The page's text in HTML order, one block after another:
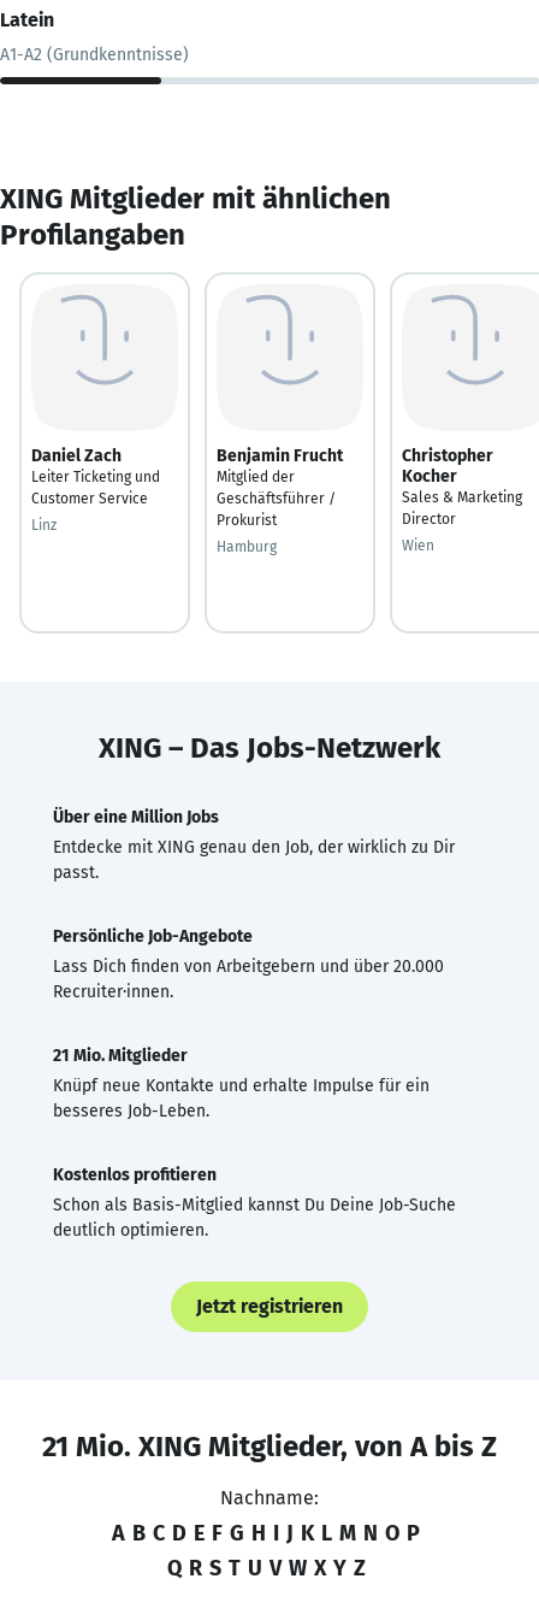
Latein
A1-A2 (Grundkenntnisse)
XING Mitglieder mit ähnlichen
Profilangaben
Daniel Zach
Leiter Ticketing und
Customer Service
Linz
Benjamin Frucht
Mitglied der
Geschäftsführer /
Prokurist
Hamburg
Christopher
Kocher
Sales & Marketing
Director
Wien
XING – Das Jobs-Netzwerk
Über eine Million Jobs
Entdecke mit XING genau den Job, der wirklich zu Dir
passt.
Persönliche Job-Angebote
Lass Dich finden von Arbeitgebern und über 20.000
Recruiter·innen.
21 Mio. Mitglieder
Knüpf neue Kontakte und erhalte Impulse für ein
besseres Job-Leben.
Kostenlos profitieren
Schon als Basis-Mitglied kannst Du Deine Job-Suche
deutlich optimieren.
Jetzt registrieren
21 Mio. XING Mitglieder, von A bis Z
Nachname:
A B C D E F G H I J K L M N O P
Q R S T U V W X Y Z